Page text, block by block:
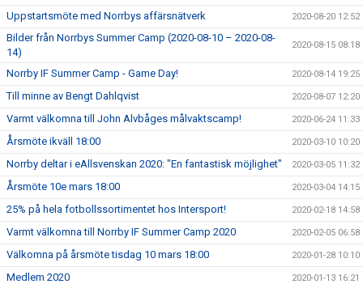
Uppstartsmöte med Norrbys affärsnätverk 2020-08-20 12:52
Bilder från Norrbys Summer Camp (2020-08-10 – 2020-08-
14)
2020-08-15 08:18
Norrby IF Summer Camp - Game Day! 2020-08-14 19:25
Till minne av Bengt Dahlqvist 2020-08-07 12:20
Varmt välkomna till John Alvbåges målvaktscamp! 2020-06-24 11:33
Årsmöte ikväll 18:00 2020-03-10 10:20
Norrby deltar i eAllsvenskan 2020: "En fantastisk möjlighet" 2020-03-05 11:32
Årsmöte 10e mars 18:00 2020-03-04 14:15
25% på hela fotbollssortimentet hos Intersport! 2020-02-18 14:58
Varmt välkomna till Norrby IF Summer Camp 2020 2020-02-05 06:58
Välkomna på årsmöte tisdag 10 mars 18:00 2020-01-28 10:10
Medlem 2020 2020-01-13 16:21